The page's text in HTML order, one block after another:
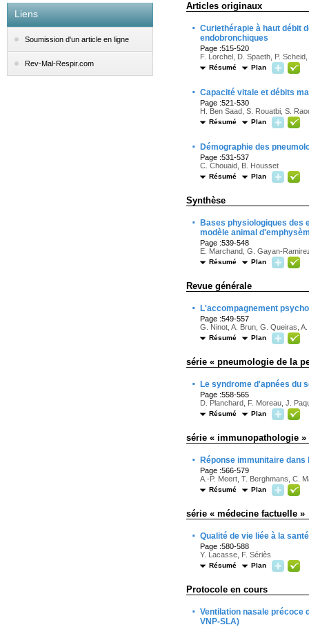
Liens
Soumission d'un article en ligne
Rev-Mal-Respir.com
Articles originaux
· Curiethérapie à haut débit
endobronchiques
Page :515-520
F. Lorchel, D. Spaeth, P.
Résumé Plan
· Capacité vitale et débits
Page :521-530
H. Ben Saad, S. Rouatbi, S.
Résumé Plan
· Démographie des
Page :531-537
C. Chouaid, B. Housset
Résumé Plan
Synthèse
·
Bases physiologiques des
modèle animal
Page :539-548
E. Marchand, G. Gayan-
Résumé Plan
Revue générale
· L'accompagnement
Page :549-557
G. Ninot, A. Brun, G. Queiras,
Résumé Plan
série « pneumologie de la
· Le syndrome d'apnées du
Page :558-565
D. Planchard, F. Moreau, J.
Résumé Plan
série « immunopathologie »
· Réponse immunitaire
Page :566-579
A.-P. Meert, T. Berghmans, C.
Résumé Plan
série « médecine factuelle »
· Qualité de vie liée à la
Page :580-588
Y. Lacasse, F. Sériès
Résumé Plan
Protocole en cours
· Ventilation nasale précoce
VNP-SLA)